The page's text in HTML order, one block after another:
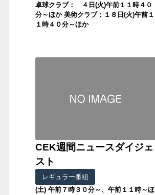
卓球クラブ： ４日(火)午前１１時４０
分～ほか 美術クラブ：１８日(火)午前１
１時４０分～ほか
CEK週間ニュースダイジェ
スト
レギュラー番組
(土) 午前７時３０分～、午前１１時～ほ